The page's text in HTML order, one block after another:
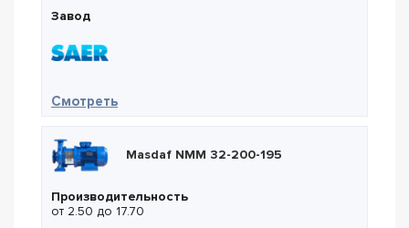
Завод
Смотреть— Saer IR-M 65-200NB
Masdaf NMM 32-200-195
Производительность
от 2.50 до 17.70